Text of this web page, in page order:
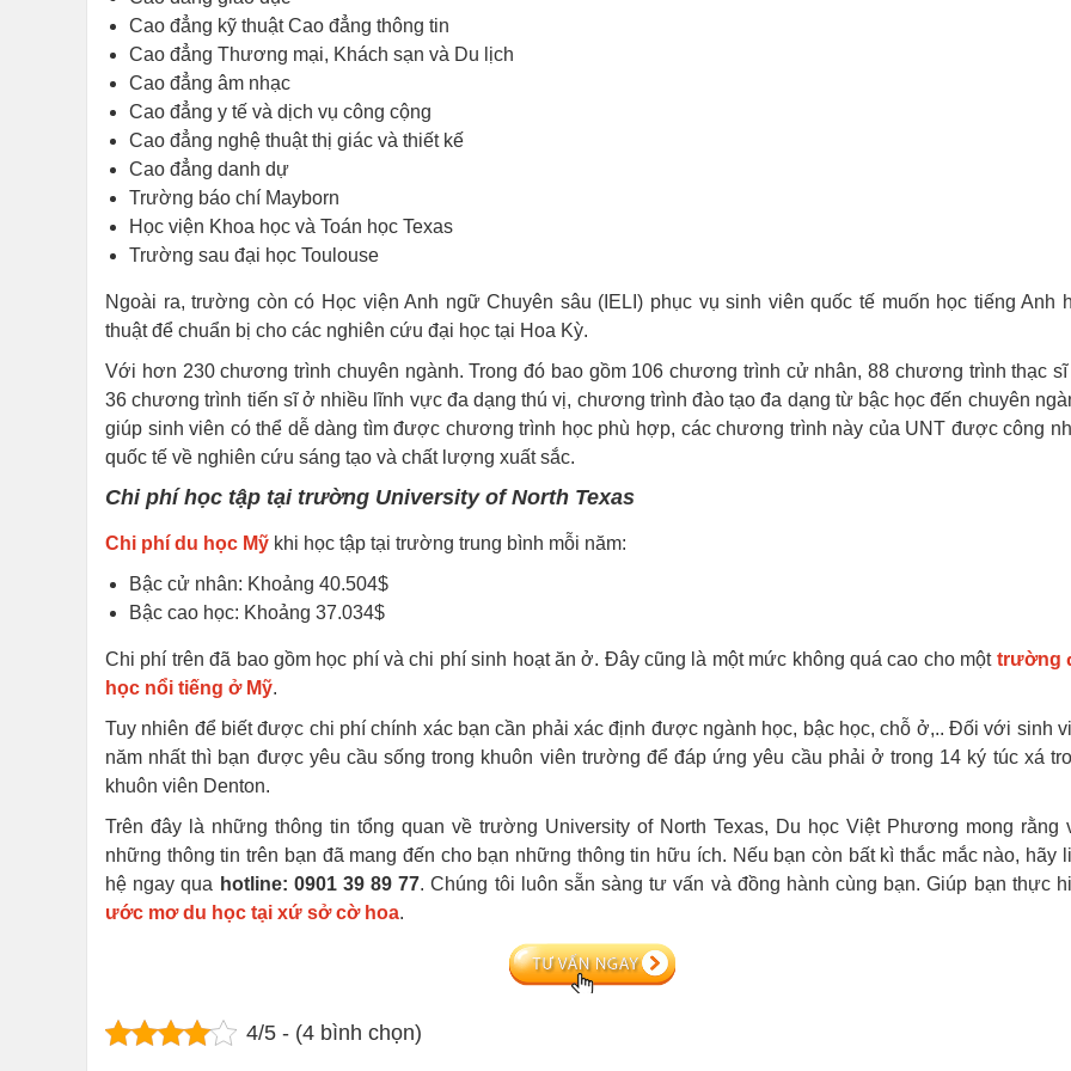
Cao đẳng kỹ thuật Cao đẳng thông tin
Cao đẳng Thương mại, Khách sạn và Du lịch
Cao đẳng âm nhạc
Cao đẳng y tế và dịch vụ công cộng
Cao đẳng nghệ thuật thị giác và thiết kế
Cao đẳng danh dự
Trường báo chí Mayborn
Học viện Khoa học và Toán học Texas
Trường sau đại học Toulouse
Ngoài ra, trường còn có Học viện Anh ngữ Chuyên sâu (IELI) phục vụ sinh viên quốc tế muốn học tiếng Anh
thuật để chuẩn bị cho các nghiên cứu đại học tại Hoa Kỳ.
Với hơn 230 chương trình chuyên ngành. Trong đó bao gồm 106 chương trình cử nhân, 88 chương trình thạc sĩ
36 chương trình tiến sĩ ở nhiều lĩnh vực đa dạng thú vị, chương trình đào tạo đa dạng từ bậc học đến chuyên
giúp sinh viên có thể dễ dàng tìm được chương trình học phù hợp, các chương trình này của UNT được công
quốc tế về nghiên cứu sáng tạo và chất lượng xuất sắc.
Chi phí học tập tại trường University of North Texas
Chi phí du học Mỹ khi học tập tại trường trung bình mỗi năm:
Bậc cử nhân: Khoảng 40.504$
Bậc cao học: Khoảng 37.034$
Chi phí trên đã bao gồm học phí và chi phí sinh hoạt ăn ở. Đây cũng là một mức không quá cao cho một trường
học nổi tiếng ở Mỹ.
Tuy nhiên để biết được chi phí chính xác bạn cần phải xác định được ngành học, bậc học, chỗ ở,.. Đối với sinh
năm nhất thì bạn được yêu cầu sống trong khuôn viên trường để đáp ứng yêu cầu phải ở trong 14 ký túc xá
khuôn viên Denton.
Trên đây là những thông tin tổng quan về trường University of North Texas, Du học Việt Phương mong rằng
những thông tin trên bạn đã mang đến cho bạn những thông tin hữu ích. Nếu bạn còn bất kì thắc mắc nào, hãy
hệ ngay qua hotline: 0901 39 89 77. Chúng tôi luôn sẵn sàng tư vấn và đồng hành cùng bạn. Giúp bạn thực
ước mơ du học tại xứ sở cờ hoa.
4/5 - (4 bình chọn)